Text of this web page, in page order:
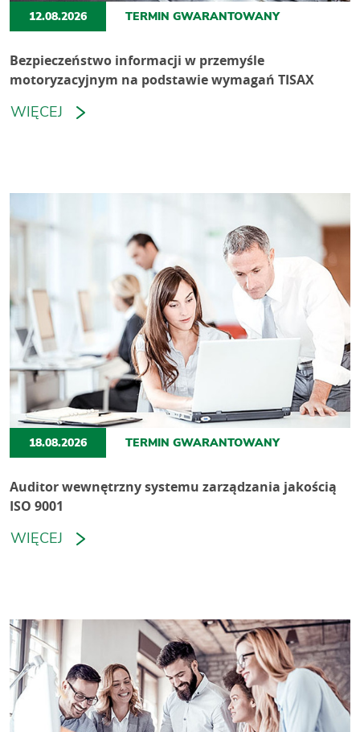
12.08.2026 TERMIN GWARANTOWANY
Bezpieczeństwo informacji w przemyśle
motoryzacyjnym na podstawie wymagań TISAX
WIĘCEJ
18.08.2026 TERMIN GWARANTOWANY
Auditor wewnętrzny systemu zarządzania jakością
ISO 9001
WIĘCEJ